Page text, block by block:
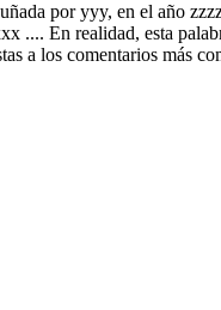
por yyy, en el año
.... En realidad, esta
a los comentarios más